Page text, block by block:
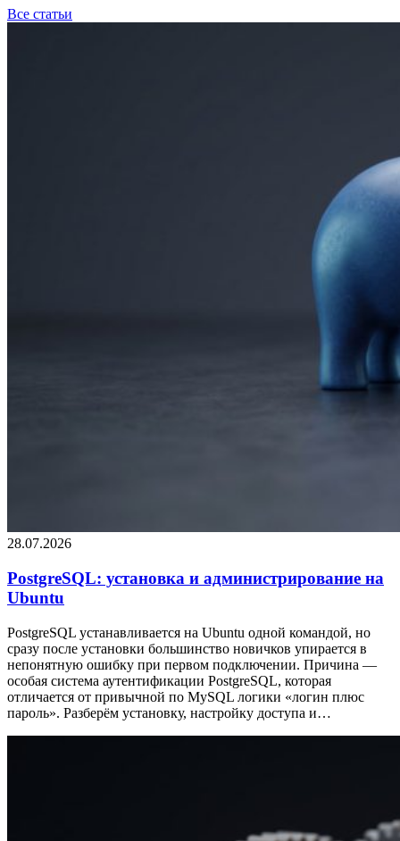
Все статьи
28.07.2026
PostgreSQL: установка и администрирование на
Ubuntu
PostgreSQL устанавливается на Ubuntu одной командой, но
сразу после установки большинство новичков упирается в
непонятную ошибку при первом подключении. Причина —
особая система аутентификации PostgreSQL, которая
отличается от привычной по MySQL логики «логин плюс
пароль». Разберём установку, настройку доступа и…